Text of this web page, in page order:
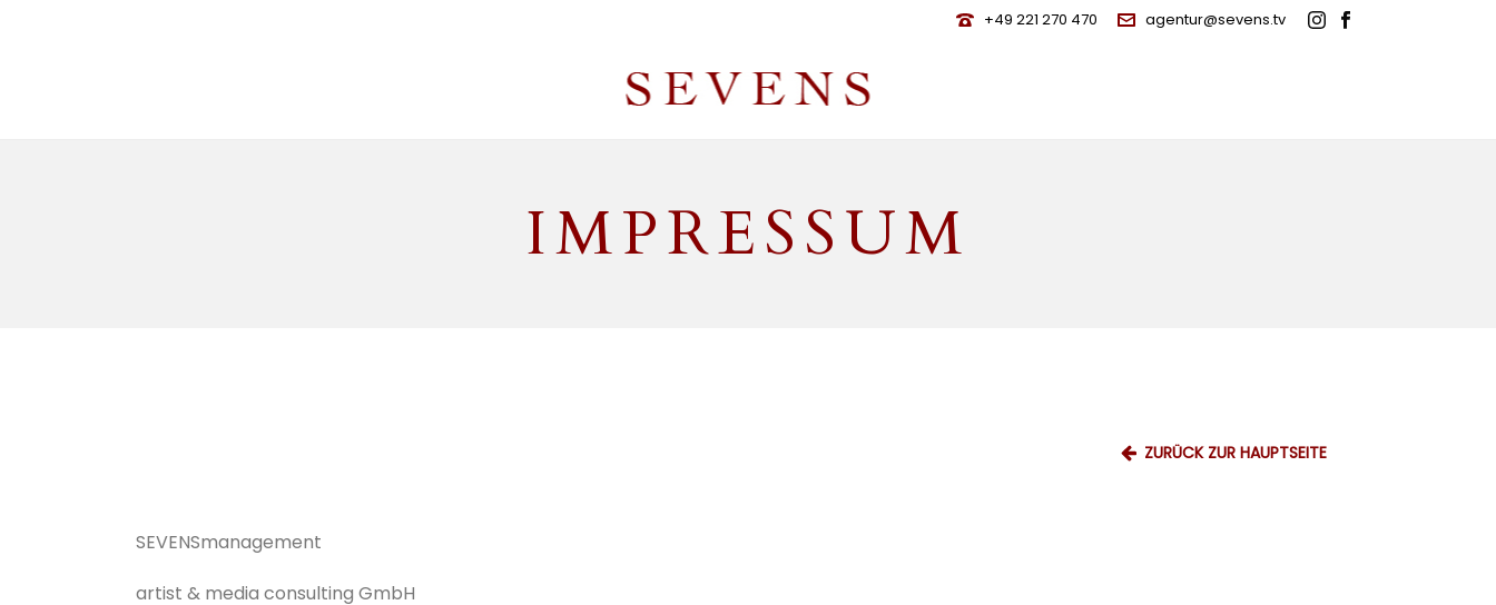
+49 221 270 470 agentur@sevens.tv
IMPRESSUM
ZURÜCK ZUR HAUPTSEITE
SEVENSmanagement
artist & media consulting GmbH